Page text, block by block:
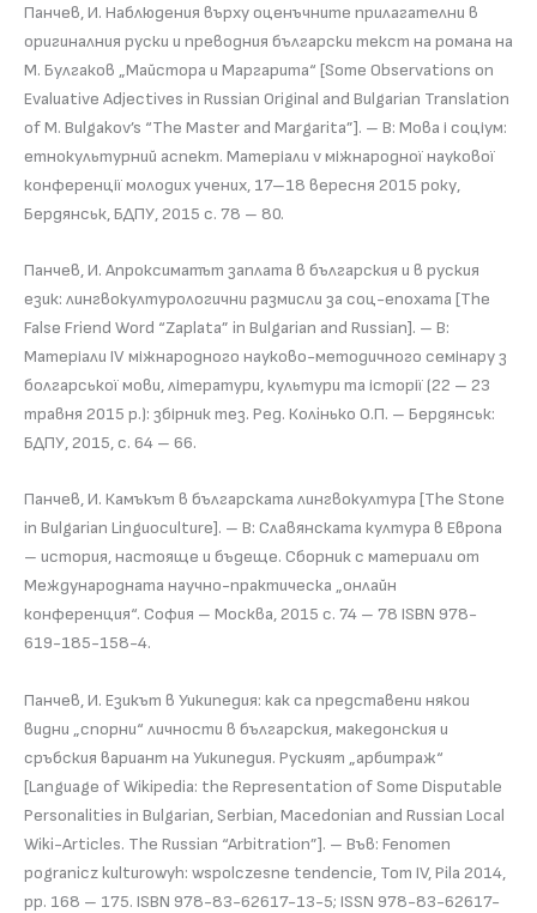
Панчев, И. Наблюдения върху оценъчните прилагателни в
оригиналния руски и преводния български текст на романа на
М. Булгаков „Майстора и Маргарита“ [Some Observations on
Evaluative Adjectives in Russian Original and Bulgarian Translation
of M. Bulgakov’s “The Master and Margarita”]. – В: Мова і соціум:
етнокультурний аспект. Матеріали v міжнародної наукової
конференції молодих учених, 17–18 вересня 2015 року,
Бердянськ, БДПУ, 2015 с. 78 – 80.
Панчев, И. Апроксиматът заплата в българския и в руския
език: лингвокултурологични размисли за соц-епохата [The
False Friend Word “Zaplata” in Bulgarian and Russian]. – В:
Матеріали IV міжнародного науково-методичного семінару з
болгарської мови, літератури, культури та історії (22 – 23
травня 2015 р.): збірник тез. Ред. Колiнько О.П. – Бердянськ:
БДПУ, 2015, с. 64 – 66.
Панчев, И. Камъкът в българската лингвокултура [The Stone
in Bulgarian Linguoculture]. – В: Славянската култура в Европа
– история, настояще и бъдеще. Сборник с материали от
Международната научно-практическа „онлайн
конференция“. София – Москва, 2015 с. 74 – 78 ISBN 978-
619-185-158-4.
Панчев, И. Езикът в Уикипедия: как са представени някои
видни „спорни“ личности в българския, македонския и
сръбския вариант на Уикипедия. Руският „арбитраж“
[Language of Wikipedia: the Representation of Some Disputable
Personalities in Bulgarian, Serbian, Macedonian and Russian Local
Wiki-Articles. The Russian “Arbitration”]. – Във: Fenomen
pogranicz kulturowyh: wspolczesne tendencie, Tom IV, Pila 2014,
pp. 168 – 175. ISBN 978-83-62617-13-5; ISSN 978-83-62617-